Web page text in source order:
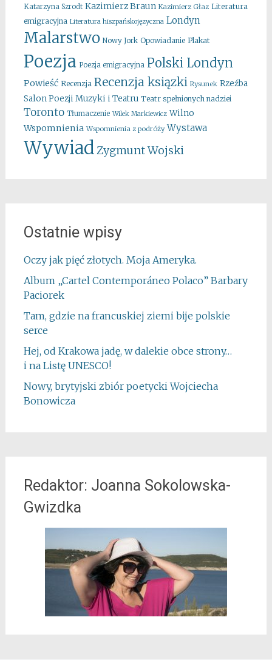
Katarzyna Szrodt Kazimierz Braun Kazimierz Głaz Literatura
emigracyjna Literatura hiszpańskojęzyczna Londyn
Malarstwo Nowy Jork Opowiadanie Plakat
Poezja Poezja emigracyjna Polski Londyn
Powieść Recenzja Recenzja ksiązki Rysunek Rzeźba
Salon Poezji Muzyki i Teatru Teatr spełnionych nadziei
Toronto Tłumaczenie Wilek Markiewicz Wilno
Wspomnienia Wspomnienia z podróży Wystawa
WywiadZygmunt Wojski
Ostatnie wpisy
Oczy jak pięć złotych. Moja Ameryka.
Album „Cartel Contemporáneo Polaco” Barbary
Paciorek
Tam, gdzie na francuskiej ziemi bije polskie
serce
Hej, od Krakowa jadę, w dalekie obce strony…
i na Listę UNESCO!
Nowy, brytyjski zbiór poetycki Wojciecha
Bonowicza
Redaktor: Joanna Sokolowska-
Gwizdka